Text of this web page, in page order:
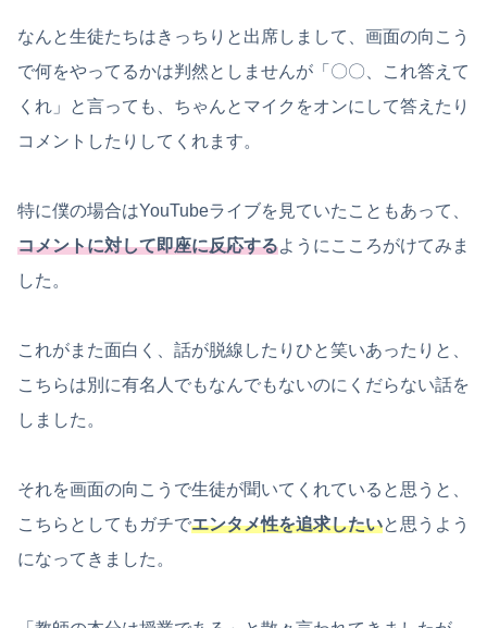
なんと生徒たちはきっちりと出席しまして、画面の向こう
で何をやってるかは判然としませんが「〇〇、これ答えて
くれ」と言っても、ちゃんとマイクをオンにして答えたり
コメントしたりしてくれます。
特に僕の場合はYouTubeライブを見ていたこともあって、
コメントに対して即座に反応するようにこころがけてみま
した。
これがまた面白く、話が脱線したりひと笑いあったりと、
こちらは別に有名人でもなんでもないのにくだらない話を
しました。
それを画面の向こうで生徒が聞いてくれていると思うと、
こちらとしてもガチでエンタメ性を追求したいと思うよう
になってきました。